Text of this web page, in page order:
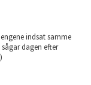
indsat samme
dagen efter